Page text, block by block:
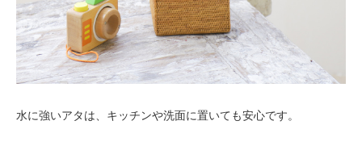
水に強いアタは、キッチンや洗面に置いても安心です。